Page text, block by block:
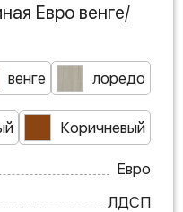
Евро венге/
венге лоредо
Коричневый
Евро
ЛДСП